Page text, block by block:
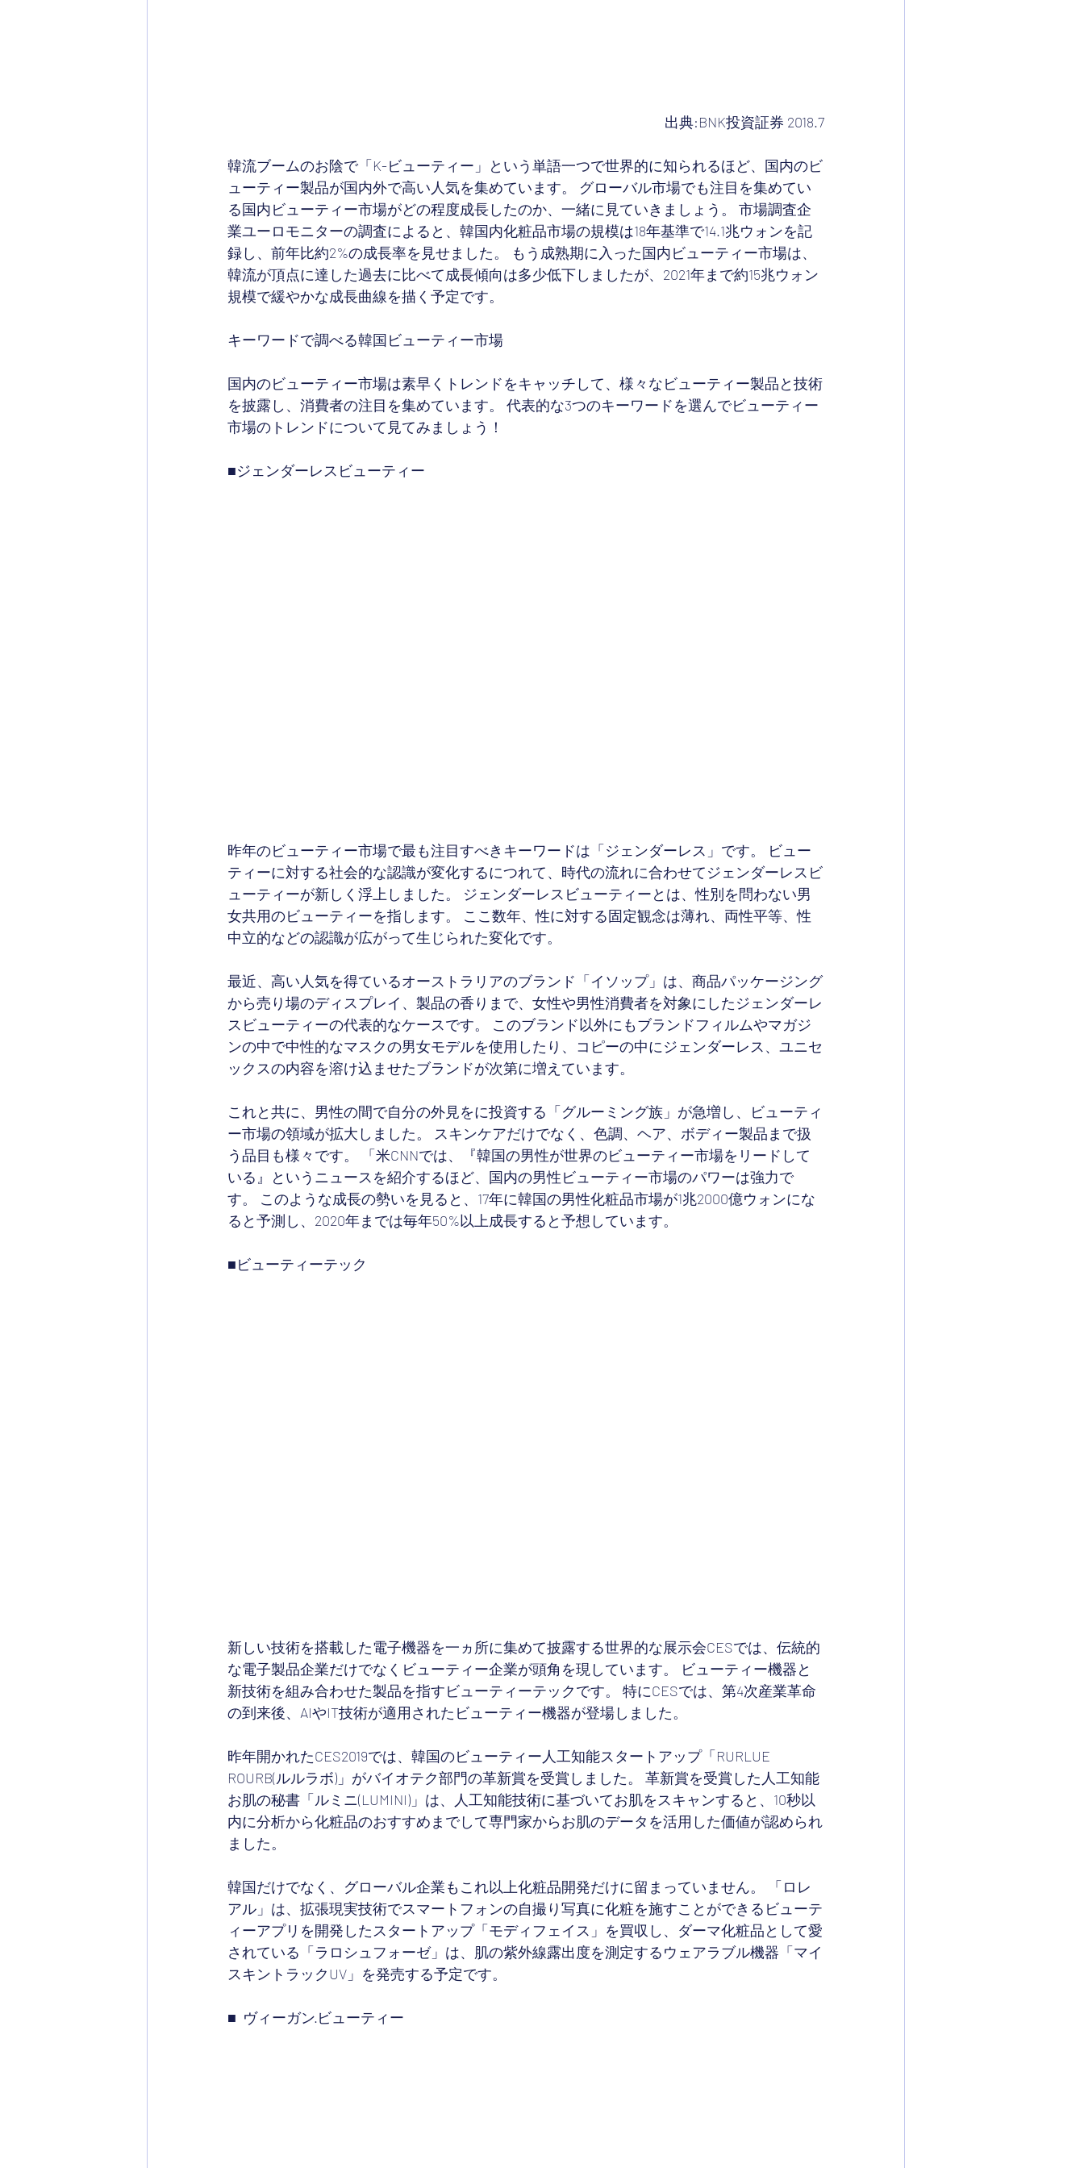
出典:BNK投資証券 2018.7
韓流ブームのお陰で「K-ビューティー」という単語一つで世界的に知られるほど、国内のビ
ューティー製品が国内外で高い人気を集めています。 グローバル市場でも注目を集めてい
る国内ビューティー市場がどの程度成長したのか、一緒に見ていきましょう。 市場調査企
業ユーロモニターの調査によると、韓国内化粧品市場の規模は18年基準で14.1兆ウォンを記
録し、前年比約2%の成長率を見せました。 もう成熟期に入った国内ビューティー市場は、
韓流が頂点に達した過去に比べて成長傾向は多少低下しましたが、2021年まで約15兆ウォン
規模で緩やかな成長曲線を描く予定です。
キーワードで調べる韓国ビューティー市場
国内のビューティー市場は素早くトレンドをキャッチして、様々なビューティー製品と技術
を披露し、消費者の注目を集めています。 代表的な3つのキーワードを選んでビューティー
市場のトレンドについて見てみましょう！
■ジェンダーレスビューティー
昨年のビューティー市場で最も注目すべきキーワードは「ジェンダーレス」です。 ビュー
ティーに対する社会的な認識が変化するにつれて、時代の流れに合わせてジェンダーレスビ
ューティーが新しく浮上しました。 ジェンダーレスビューティーとは、性別を問わない男
女共用のビューティーを指します。 ここ数年、性に対する固定観念は薄れ、両性平等、性
中立的などの認識が広がって生じられた変化です。
最近、高い人気を得ているオーストラリアのブランド「イソップ」は、商品パッケージング
から売り場のディスプレイ、製品の香りまで、女性や男性消費者を対象にしたジェンダーレ
スビューティーの代表的なケースです。 このブランド以外にもブランドフィルムやマガジ
ンの中で中性的なマスクの男女モデルを使用したり、コピーの中にジェンダーレス、ユニセ
ックスの内容を溶け込ませたブランドが次第に増えています。
これと共に、男性の間で自分の外見をに投資する「グルーミング族」が急増し、ビューティ
ー市場の領域が拡大しました。 スキンケアだけでなく、色調、ヘア、ボディー製品まで扱
う品目も様々です。 「米CNNでは、『韓国の男性が世界のビューティー市場をリードして
いる』というニュースを紹介するほど、国内の男性ビューティー市場のパワーは強力で
す。 このような成長の勢いを見ると、17年に韓国の男性化粧品市場が1兆2000億ウォンにな
ると予測し、2020年までは毎年50%以上成長すると予想しています。
■ビューティーテック
新しい技術を搭載した電子機器を一ヵ所に集めて披露する世界的な展示会CESでは、伝統的
な電子製品企業だけでなくビューティー企業が頭角を現しています。 ビューティー機器と
新技術を組み合わせた製品を指すビューティーテックです。 特にCESでは、第4次産業革命
の到来後、AIやIT技術が適用されたビューティー機器が登場しました。
昨年開かれたCES2019では、韓国のビューティー人工知能スタートアップ「RURLUE
ROURB(ルルラボ)」がバイオテク部門の革新賞を受賞しました。 革新賞を受賞した人工知能
お肌の秘書「ルミニ(LUMINI)」は、人工知能技術に基づいてお肌をスキャンすると、10秒以
内に分析から化粧品のおすすめまでして専門家からお肌のデータを活用した価値が認められ
ました。
韓国だけでなく、グローバル企業もこれ以上化粧品開発だけに留まっていません。 「ロレ
アル」は、拡張現実技術でスマートフォンの自撮り写真に化粧を施すことができるビューテ
ィーアプリを開発したスタートアップ「モディフェイス」を買収し、ダーマ化粧品として愛
されている「ラロシュフォーゼ」は、肌の紫外線露出度を測定するウェアラブル機器「マイ
スキントラックUV」を発売する予定です。
■  ヴィーガン·ビューティー